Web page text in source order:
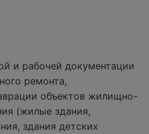
и рабочей документации
ремонта,
объектов жилищно-
(жилые здания,
здания детских